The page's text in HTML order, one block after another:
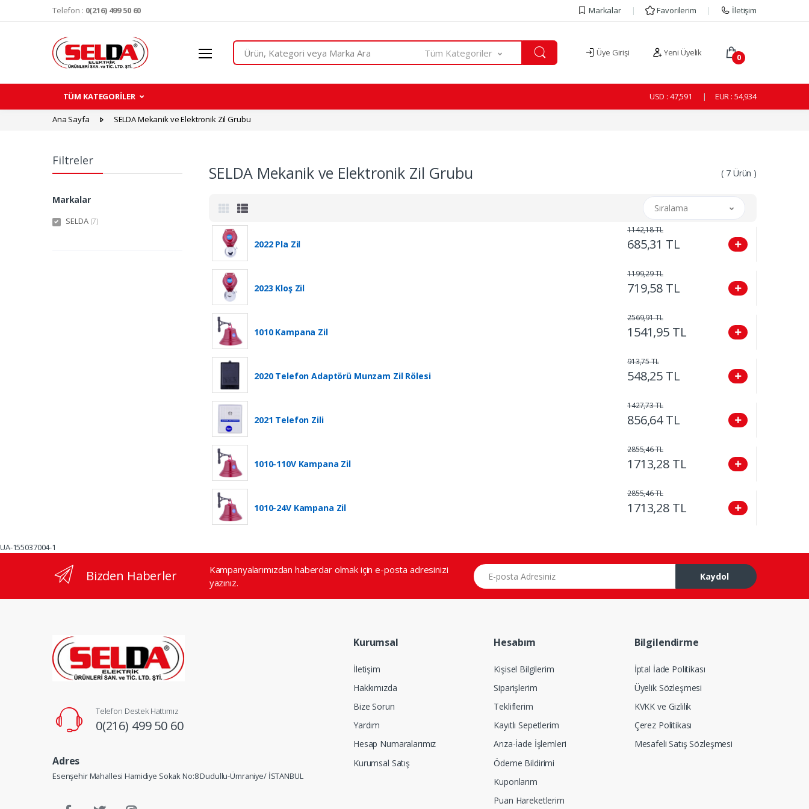
Telefon : 0(216) 499 50 60 Markalar Favorilerim İletişim
Search
Tüm Kategoriler Üye Girişi Yeni Üyelik 0
TÜM KATEGORİLER USD : 47,591 EUR : 54,934
Ana Sayfa SELDA Mekanik ve Elektronik Zil Grubu
Filtreler
Markalar
SELDA(7)
SELDA Mekanik ve Elektronik Zil Grubu ( 7 Ürün )
Sıralama
2022 Pla Zil 685,31 TL
1142,18 TL
2023 Kloş Zil 719,58 TL
1199,29 TL
1010 Kampana Zil 1541,95 TL
2569,91 TL
2020 Telefon Adaptörü Munzam Zil Rölesi 548,25 TL
913,75 TL
2021 Telefon Zili 856,64 TL
1427,73 TL
1010-110V Kampana Zil 1713,28 TL
2855,46 TL
1010-24V Kampana Zil 1713,28 TL
2855,46 TL
UA-155037004-1
Bizden Haberler
Kampanyalarımızdan haberdar olmak için e-posta adresinizi
yazınız.
E-posta Adresiniz
Kaydol
Telefon Destek Hattımız
0(216) 499 50 60
Adres
Esenşehir Mahallesi Hamidiye Sokak No:8 Dudullu-Ümraniye/ İSTANBUL
Kurumsal
İletişim
Hakkımızda
Bize Sorun
Yardım
Hesap Numaralarımız
Kurumsal Satış
Hesabım
Kişisel Bilgilerim
Siparişlerim
Tekliflerim
Kayıtlı Sepetlerim
Arıza-İade İşlemleri
Ödeme Bildirimi
Kuponlarım
Puan Hareketlerim
Bilgilendirme
İptal İade Politikası
Üyelik Sözleşmesi
KVKK ve Gizlilik
Çerez Politikası
Mesafeli Satış Sözleşmesi